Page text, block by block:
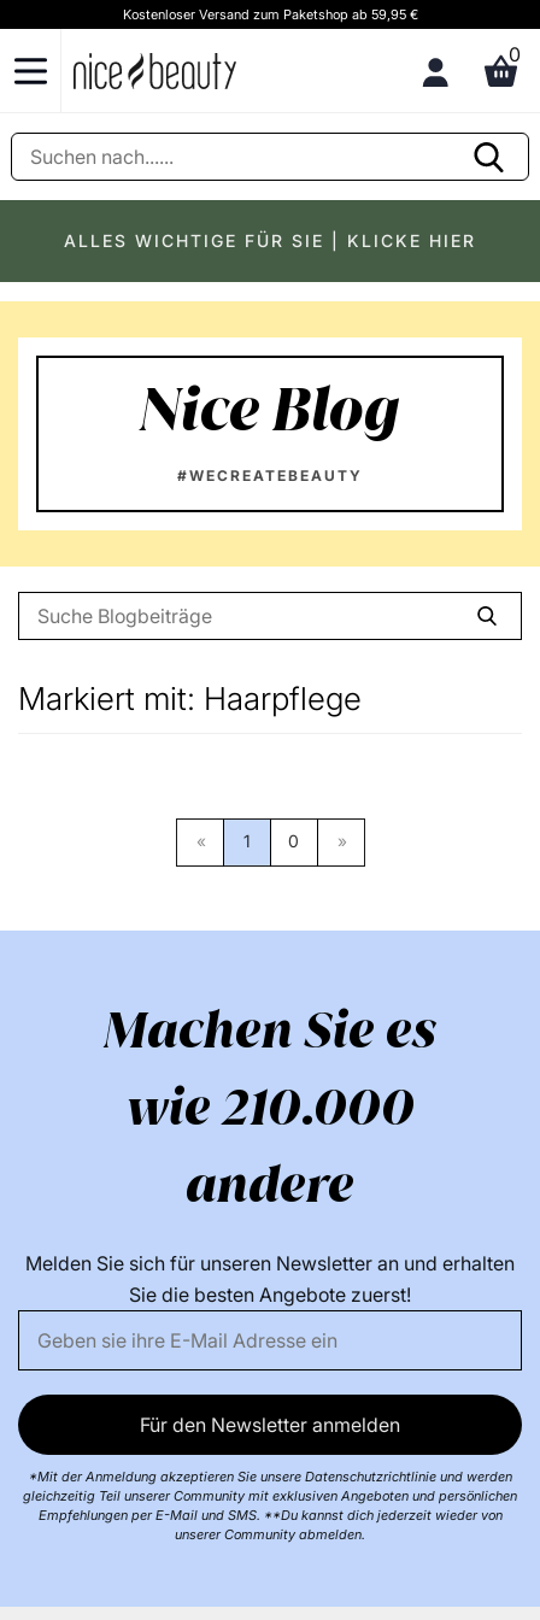
Kostenloser Versand zum Paketshop ab 59,95 €
0
ALLES WICHTIGE FÜR SIE | KLICKE HIER
Nice Blog
#WECREATEBEAUTY
Markiert mit: Haarpflege
« 1(current)
0 »
Machen Sie es
wie 210.000
andere
Melden Sie sich für unseren Newsletter an und erhalten
Sie die besten Angebote zuerst!
Für den Newsletter anmelden
*Mit der Anmeldung akzeptieren Sie unsere Datenschutzrichtlinie und werden
gleichzeitig Teil unserer Community mit exklusiven Angeboten und persönlichen
Empfehlungen per E-Mail und SMS. **Du kannst dich jederzeit wieder von
unserer Community abmelden.